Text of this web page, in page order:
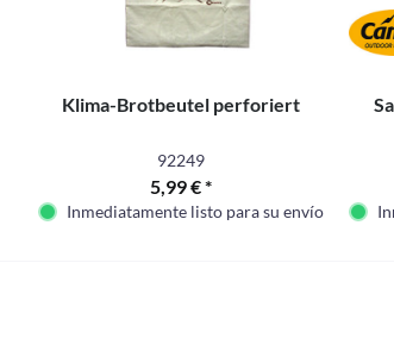
Klima-Brotbeutel perforiert
92249
5,99 € *
Inmediatamente listo para su envío